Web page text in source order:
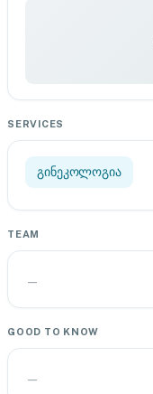
SERVICES
გინეკოლოგია
TEAM
—
GOOD TO KNOW
—